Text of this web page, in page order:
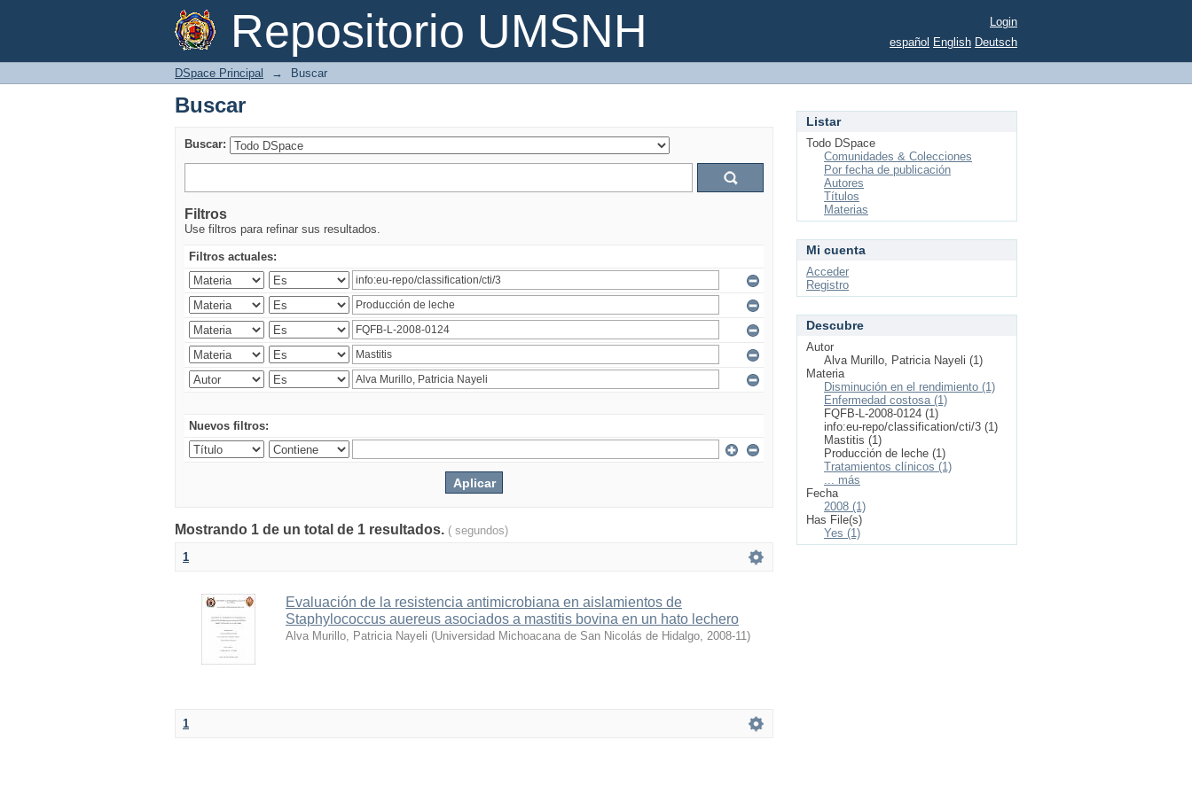
Repositorio UMSNH
Buscar
Login
español English Deutsch
DSpace Principal → Buscar
Buscar
Buscar:
Filtros
Use filtros para refinar sus resultados.
Filtros actuales:
Nuevos filtros:
Mostrando 1 de un total de 1 resultados. ( segundos)
1
Evaluación de la resistencia antimicrobiana en aislamientos de
Staphylococcus auereus asociados a mastitis bovina en un hato lechero
Alva Murillo, Patricia Nayeli (Universidad Michoacana de San Nicolás de Hidalgo, 2008-11)
1
Listar
Todo DSpace
Comunidades & Colecciones
Por fecha de publicación
Autores
Títulos
Materias
Mi cuenta
Acceder
Registro
Descubre
Autor
Alva Murillo, Patricia Nayeli (1)
Materia
Disminución en el rendimiento (1)
Enfermedad costosa (1)
FQFB-L-2008-0124 (1)
info:eu-repo/classification/cti/3 (1)
Mastitis (1)
Producción de leche (1)
Tratamientos clínicos (1)
... más
Fecha
2008 (1)
Has File(s)
Yes (1)